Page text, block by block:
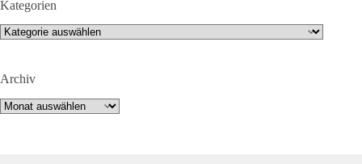
Kategorien
Kategorien
Archiv
Archiv